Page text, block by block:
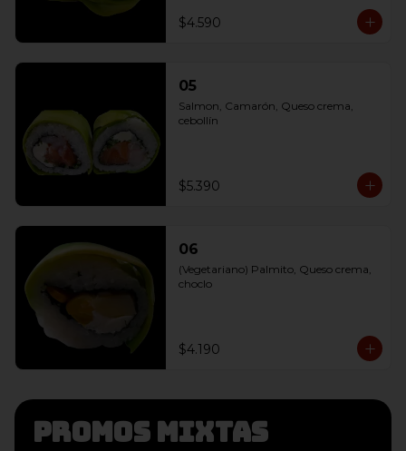
$4.590
05
Salmon, Camarón, Queso crema,
cebollín
$5.390
06
(Vegetariano) Palmito, Queso crema,
choclo
$4.190
Promos mixtas